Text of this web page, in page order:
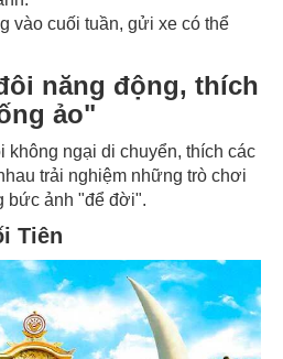
vào cuối tuần, gửi xe có thể
năng động, thích
ảo"
không ngại di chuyển, thích các
trải nghiệm những trò chơi
bức ảnh "để đời".
Tiên